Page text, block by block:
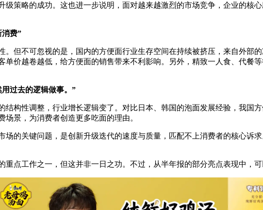
略的成功。这也进一步说明，面对越来越激烈的市场竞争，企业的核
费”
不可忽视的是，国内的方便面行业生存空间在持续被挤压，来自外部
单价越卷越低，给方便面的销售带来不利影响。另外，精致一人食、代餐
过去的逻辑做事。”
性调整，行业增长逻辑变了。对比日本、韩国的泡面发展经验，我国方
景，为消费者创造更多吃面的理由。
关键问题，是创新升级迭代的速度与质量，匹配不上消费者的核心诉
工作之一，但这并非一日之功。不过，从半年报的部分亮点表现中，可